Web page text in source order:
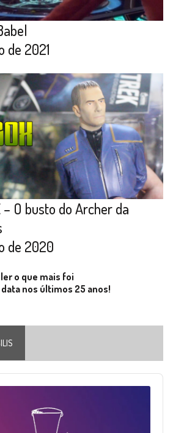
de 2021
– O busto do Archer da
de 2020
o que mais foi
nos últimos 25 anos!